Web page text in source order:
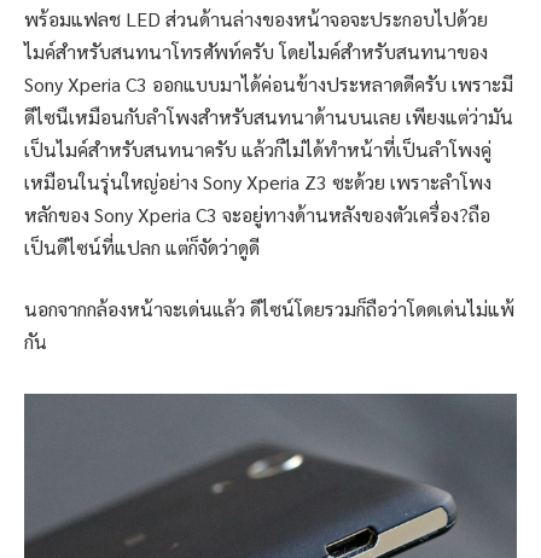
พร้อมแฟลช LED ส่วนด้านล่างของหน้าจอจะประกอบไปด้วย
ไมค์สำหรับสนทนาโทรศัพท์ครับ โดยไมค์สำหรับสนทนาของ
Sony Xperia C3 ออกแบบมาได้ค่อนข้างประหลาดดีครับ เพราะมี
ดีไซนืเหมือนกับลำโพงสำหรับสนทนาด้านบนเลย เพียงแต่ว่ามัน
เป็นไมค์สำหรับสนทนาครับ แล้วก็ไม่ได้ทำหน้าที่เป็นลำโพงคู่
เหมือนในรุ่นใหญ่อย่าง Sony Xperia Z3 ซะด้วย เพราะลำโพง
หลักของ Sony Xperia C3 จะอยู่ทางด้านหลังของตัวเครื่อง?ถือ
เป็นดีไซน์ที่แปลก แต่ก็จัดว่าดูดี
นอกจากกล้องหน้าจะเด่นแล้ว ดีไซน์โดยรวมก็ถือว่าโดดเด่นไม่แพ้
กัน